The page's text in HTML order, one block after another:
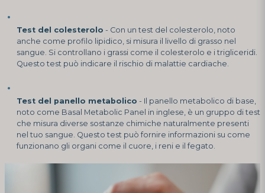
Test del colesterolo - Con un test del colesterolo, noto
anche come profilo lipidico, si misura il livello di grasso nel
sangue. Si controllano i grassi come il colesterolo e i trigliceridi.
Questo test può indicare il rischio di malattie cardiache.
Test del panello metabolico - Il panello metabolico di base,
noto come Basal Metabolic Panel in inglese, è un gruppo di test
che misura diverse sostanze chimiche naturalmente presenti
nel tuo sangue. Questo test può fornire informazioni su come
funzionano gli organi come il cuore, i reni e il fegato.